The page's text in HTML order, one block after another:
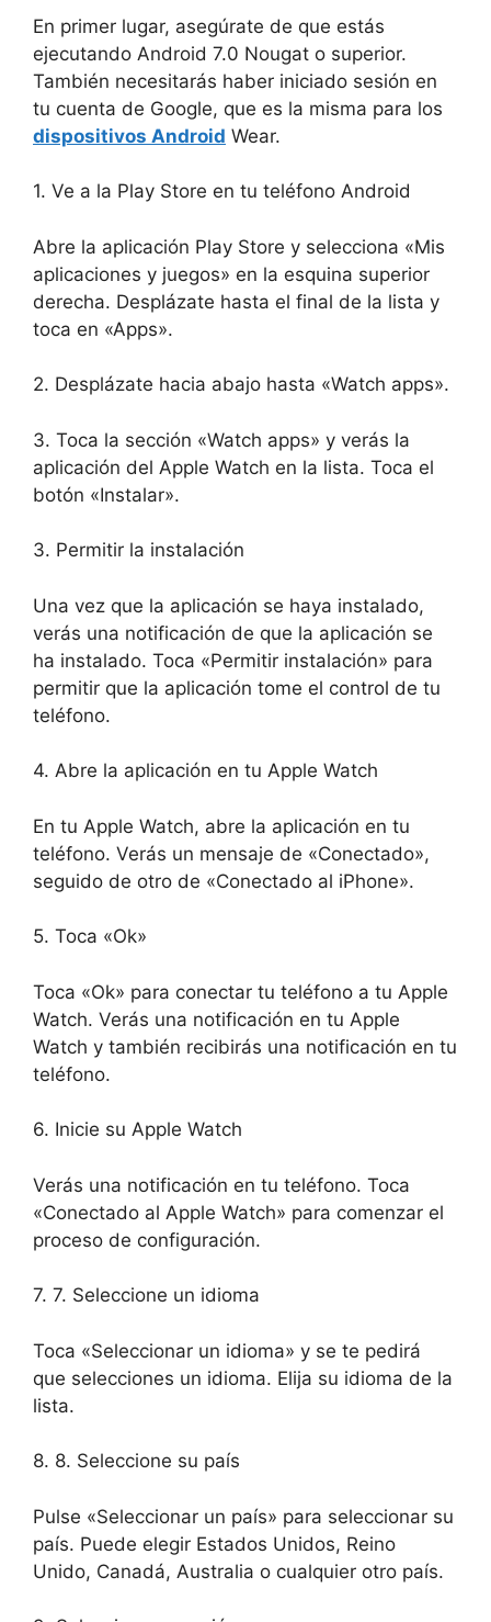
En primer lugar, asegúrate de que estás
ejecutando Android 7.0 Nougat o superior.
También necesitarás haber iniciado sesión en
tu cuenta de Google, que es la misma para los
dispositivos Android Wear.
1. Ve a la Play Store en tu teléfono Android
Abre la aplicación Play Store y selecciona «Mis
aplicaciones y juegos» en la esquina superior
derecha. Desplázate hasta el final de la lista y
toca en «Apps».
2. Desplázate hacia abajo hasta «Watch apps».
3. Toca la sección «Watch apps» y verás la
aplicación del Apple Watch en la lista. Toca el
botón «Instalar».
3. Permitir la instalación
Una vez que la aplicación se haya instalado,
verás una notificación de que la aplicación se
ha instalado. Toca «Permitir instalación» para
permitir que la aplicación tome el control de tu
teléfono.
4. Abre la aplicación en tu Apple Watch
En tu Apple Watch, abre la aplicación en tu
teléfono. Verás un mensaje de «Conectado»,
seguido de otro de «Conectado al iPhone».
5. Toca «Ok»
Toca «Ok» para conectar tu teléfono a tu Apple
Watch. Verás una notificación en tu Apple
Watch y también recibirás una notificación en tu
teléfono.
6. Inicie su Apple Watch
Verás una notificación en tu teléfono. Toca
«Conectado al Apple Watch» para comenzar el
proceso de configuración.
7. 7. Seleccione un idioma
Toca «Seleccionar un idioma» y se te pedirá
que selecciones un idioma. Elija su idioma de la
lista.
8. 8. Seleccione su país
Pulse «Seleccionar un país» para seleccionar su
país. Puede elegir Estados Unidos, Reino
Unido, Canadá, Australia o cualquier otro país.